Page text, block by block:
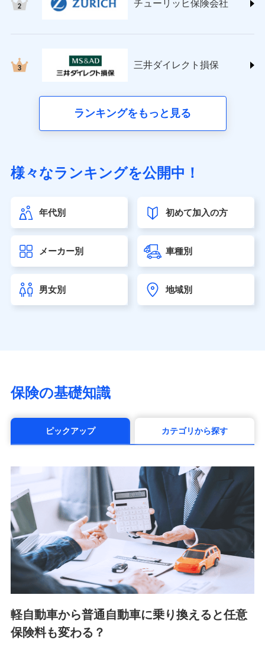
(https://www.nisshinfire.co.jp/)
(https://www.petfamilyins.co.jp/)
ins.com/)
三井ダイレクト損害保険株式会社
（https://www.sonylife.co.jp）
第一ネオ生命保険株式会社（https://neofirst.co.jp/）
大樹生命保険株式会社（https://www.taiju-life.co.jp）
seimei.co.jp）
チューリッヒ生命保険株式会社
東京海上日動あんしん生命保険株式会社
（https://www.tmn-anshin.co.jp/）
マニュライフ生命保険株式会社
（https://www.manulife.co.jp/）
（https://www.msa-life.co.jp/）
メットライフ生命株式会社(https://www.metlife.co.jp/)
■少額短期保険
株式会社アシロ少額短期保険 (https://kailash.co.jp/)
SBIいきいき少額短期保険会社 (https://www.i-
sedai.com/)
SBIペット少額短期保険株式会社 (https://www.sbipet-
ssi.co.jp/)
SBIリスタ少額短期保険会社
(https://www.jishin.co.jp/)
スマートプラス少額短期保険株式会社
チューリッヒ少額短期保険株式会社
(https://www.zurichssi.co.jp/)
チューリッヒ保険会社
三井ダイレクト損保
ランキングをもっと見る
様々なランキングを公開中！
年代別 初めて加入の方
メーカー別 車種別
男女別 地域別
保険の基礎知識
ピックアップ カテゴリから探す
軽自動車から普通自動車に乗り換えると任意
保険料も変わる？